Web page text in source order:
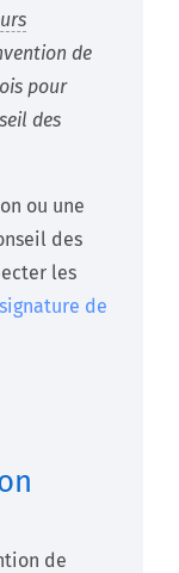
de
pour
des
ou une
des
les
de
de